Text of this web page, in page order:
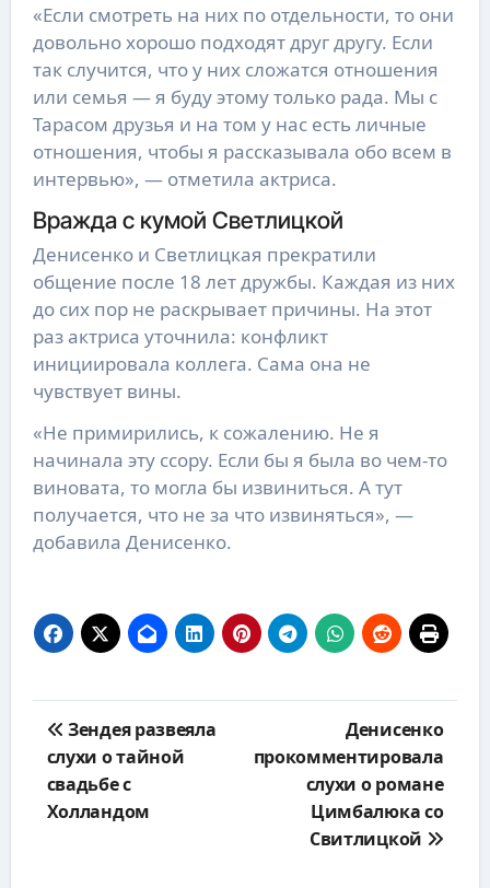
«Если смотреть на них по отдельности, то они
довольно хорошо подходят друг другу. Если
так случится, что у них сложатся отношения
или семья — я буду этому только рада. Мы с
Тарасом друзья и на том у нас есть личные
отношения, чтобы я рассказывала обо всем в
интервью», — отметила актриса.
Вражда с кумой Светлицкой
Денисенко и Светлицкая прекратили
общение после 18 лет дружбы. Каждая из них
до сих пор не раскрывает причины. На этот
раз актриса уточнила: конфликт
инициировала коллега. Сама она не
чувствует вины.
«Не примирились, к сожалению. Не я
начинала эту ссору. Если бы я была во чем-то
виновата, то могла бы извиниться. А тут
получается, что не за что извиняться», —
добавила Денисенко.
по
записям
Зендея развеяла
слухи о тайной
свадьбе с
Холландом
Денисенко
прокомментировала
слухи о романе
Цимбалюка со
Свитлицкой